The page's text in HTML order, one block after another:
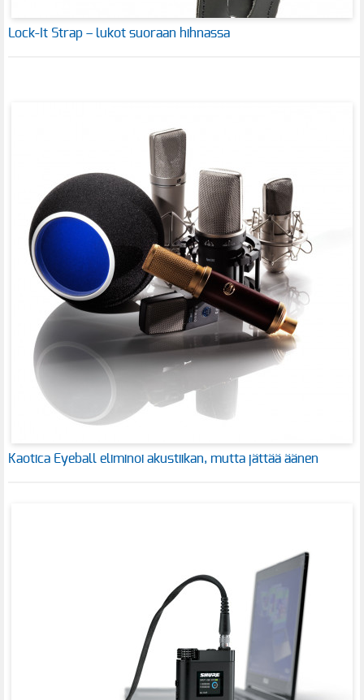
Lock-It Strap – lukot suoraan hihnassa
Kaotica Eyeball eliminoi akustiikan, mutta jättää äänen